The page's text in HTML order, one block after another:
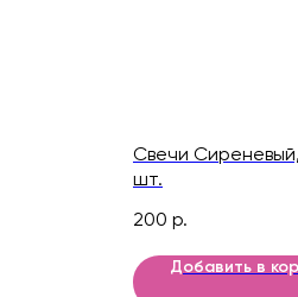
Свечи
шт.
200 р.
Добавить в